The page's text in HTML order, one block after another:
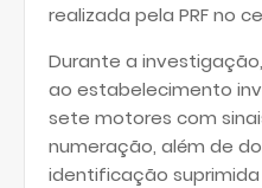
realizada pela PRF no
Durante a
ao estabelecimento
sete motores com
numeração, além de
identificação